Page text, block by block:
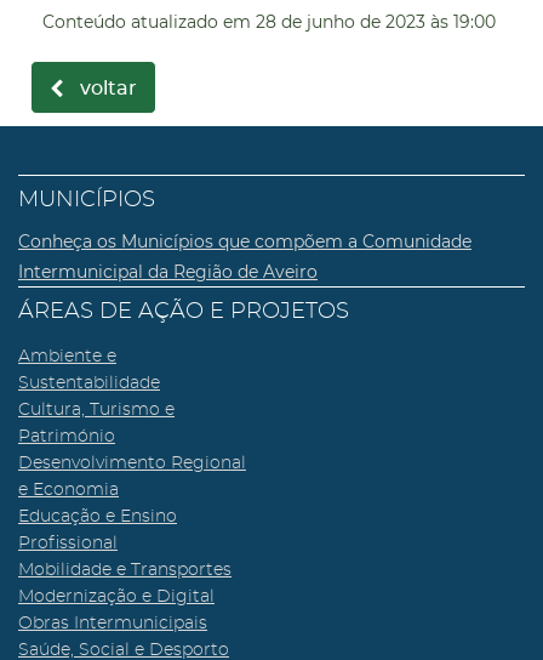
Conteúdo atualizado em 28 de junho de 2023 às 19:00
voltar
MUNICÍPIOS
Conheça os Municípios que compõem a Comunidade
Intermunicipal da Região de Aveiro
ÁREAS DE AÇÃO E PROJETOS
Ambiente e
Sustentabilidade
Cultura, Turismo e
Património
Desenvolvimento Regional
e Economia
Educação e Ensino
Profissional
Mobilidade e Transportes
Modernização e Digital
Obras Intermunicipais
Saúde, Social e Desporto